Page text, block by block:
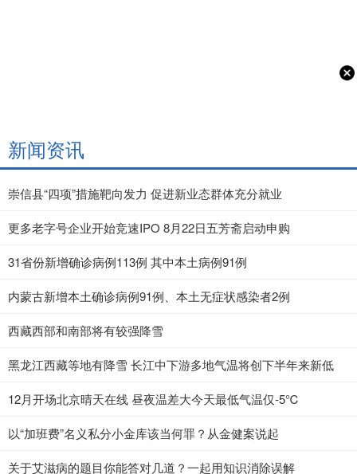
新闻资讯
崇信县“四项”措施靶向发力 促进新业态群体充分就业
更多老字号企业开始竞速IPO 8月22日五芳斋启动申购
31省份新增确诊病例113例 其中本土病例91例
内蒙古新增本土确诊病例91例、本土无症状感染者2例
西藏西部和南部将有较强降雪
黑龙江西藏等地有降雪 长江中下游多地气温将创下半年来新低
12月开场北京晴天在线 昼夜温差大今天最低气温仅-5℃
以“加班费”名义私分小金库该当何罪？从金健案说起
关于艾滋病的题目你能答对几道？一起用知识消除误解